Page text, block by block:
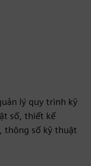
lý quy trình kỹ
số, thiết kế
thông số kỹ thuật